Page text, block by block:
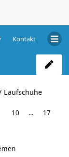
Kontakt
Laufschuhe
10 … 17